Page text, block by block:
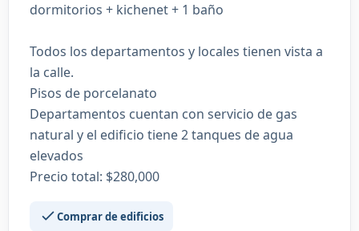
dormitorios + kichenet + 1 baño
Todos los departamentos y locales tienen vista a
la calle.
Pisos de porcelanato
Departamentos cuentan con servicio de gas
natural y el edificio tiene 2 tanques de agua
elevados
Precio total: $280,000
Comprar de edificios